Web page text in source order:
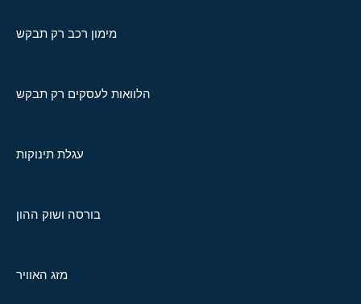
מימון רכב רק תבקש
הלוואות לעסקים רק תבקש
עגלת תינוקות
בורסה ושוק ההון
מזג האוויר